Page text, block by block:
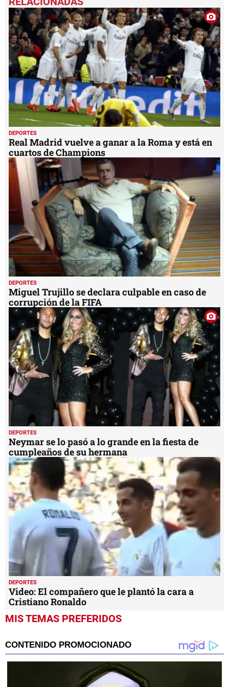
DEPORTES
Real Madrid vuelve a ganar a la Roma y está en
cuartos de Champions
DEPORTES
Miguel Trujillo se declara culpable en caso de
corrupción de la FIFA
DEPORTES
Neymar se lo pasó a lo grande en la fiesta de
cumpleaños de su hermana
DEPORTES
Video: El compañero que le plantó la cara a
Cristiano Ronaldo
MIS TEMAS PREFERIDOS